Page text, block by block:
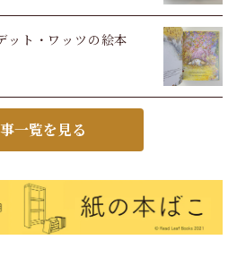
ト・ワッツの絵本
一覧を見る